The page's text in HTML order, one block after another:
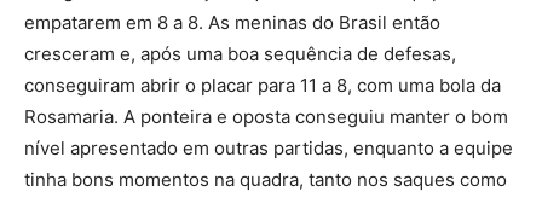
empatarem em 8 a 8. As meninas do Brasil então
cresceram e, após uma boa sequência de defesas,
conseguiram abrir o placar para 11 a 8, com uma bola da
Rosamaria. A ponteira e oposta conseguiu manter o bom
nível apresentado em outras partidas, enquanto a equipe
tinha bons momentos na quadra, tanto nos saques como